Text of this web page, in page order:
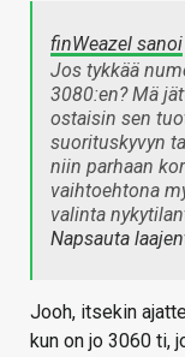
finWeazel sanoi
Jos tykkää
3080:en? Mä
ostaisin sen
suorituskyvyn
niin parhaan
vaihtoehtona
valinta
Napsauta
Jooh, itsekin
kun on jo 3060 ti,